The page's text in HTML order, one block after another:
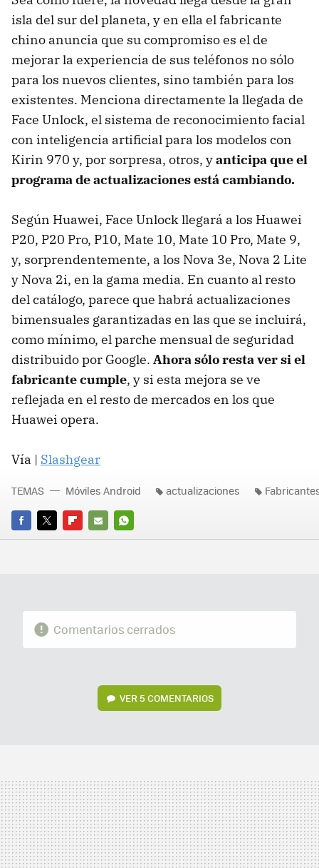
isla del sur del planeta, y en ella el fabricante
chino anuncia que su compromiso es el de
mejorar la experiencia de sus teléfonos no sólo
para los nuevos clientes, sino también para los
existentes. Menciona directamente la llegada de
Face Unlock, el sistema de reconocimiento facial
con inteligencia artificial para los modelos con
Kirin 970 y, por sorpresa, otros, yanticipa que el
programa de actualizaciones está cambiando.
Según Huawei, Face Unlock llegará a los Huawei
P20, P20 Pro, P10, Mate 10, Mate 10 Pro, Mate 9,
y, sorprendentemente, a los Nova 3e, Nova 2 Lite
y Nova 2i, en la gama media. En cuanto al resto
del catálogo, parece que habrá actualizaciones
bimensuales garantizadas en las que se incluirá,
como mínimo, el parche mensual de seguridad
distribuido por Google. Ahora sólo resta ver si el
fabricante cumple, y si esta mejora se ve
reflejada en el resto de mercados en los que
Huawei opera.
Vía | Slashgear
FACEBOOK
TWITTERFLIPBOARD
E-
WHATSAPP
TEMAS Móviles Android actualizaciones
Comentarios cerrados
VER5 COMENTARIOS